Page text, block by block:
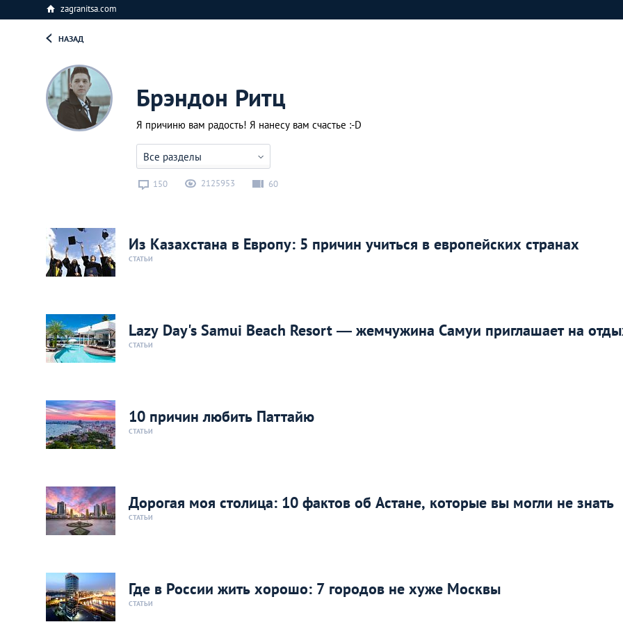
zagranitsa.com
НАЗАД
Брэндон Ритц
Я причиню вам радость! Я нанесу вам счастье :-D
Все разделы
150 2125953 60
Из Казахстана в Европу: 5 причин учиться в европейских странах
СТАТЬИ
Lazy Day's Samui Beach Resort — жемчужина Самуи приглашает на
СТАТЬИ
10 причин любить Паттайю
СТАТЬИ
Дорогая моя столица: 10 фактов об Астане, которые вы могли не знать
СТАТЬИ
Где в России жить хорошо: 7 городов не хуже Москвы
СТАТЬИ